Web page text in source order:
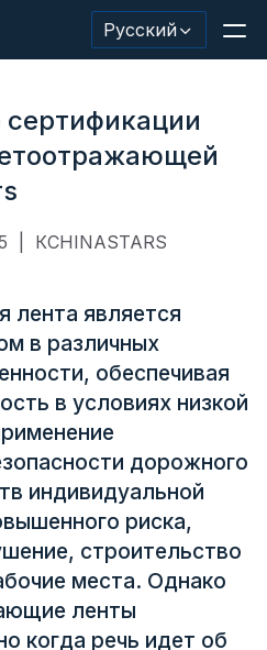
Русский
лента
ткань
материал
для мытья
сертификации
КCHINASTARS
является
в различных
обеспечивая
в условиях низкой
дорожного
индивидуальной
риска,
строительство
места. Однако
ленты
когда речь идет об